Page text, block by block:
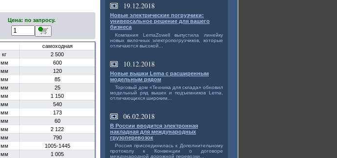
Цена: по запросу.
самоходная
кг
2 500
мм
600
мм
120
мм
85
мм
25
мм
1 150
мм
540
мм
173
мм
60
мм
2 122
мм
790
мм
1005-1445
мм 1 005
19.12.2018
Новые электрические погрузчики:
универсальное решение для вашего
бизнеса
Компания LemaZowell выпустила линейку
новых вилочных электропогрузчиков, которые
отличаются высокой...
10.12.2018
Новые вышки Lema с расширенным
модельным рядом
Торговый дом «Техника для склада» обновил
модельный ряд вышек и подъемников Lema,
отличающихся широким...
06.02.2018
В России вводится электронная
накладная для международных
грузоперевозок
Россия присоединилась к Дополнительному
протоколу к Конвенции о договоре
международной дорожной перевозки...